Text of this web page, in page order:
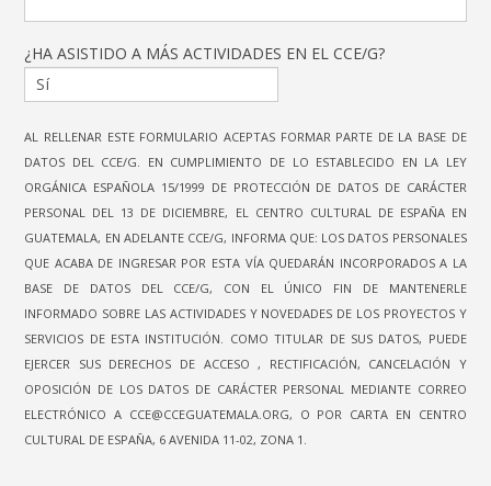
¿HA ASISTIDO A MÁS ACTIVIDADES EN EL CCE/G?
AL RELLENAR ESTE FORMULARIO ACEPTAS FORMAR PARTE DE LA BASE DE
DATOS DEL CCE/G. EN CUMPLIMIENTO DE LO ESTABLECIDO EN LA LEY
ORGÁNICA ESPAÑOLA 15/1999 DE PROTECCIÓN DE DATOS DE CARÁCTER
PERSONAL DEL 13 DE DICIEMBRE, EL CENTRO CULTURAL DE ESPAÑA EN
GUATEMALA, EN ADELANTE CCE/G, INFORMA QUE: LOS DATOS PERSONALES
QUE ACABA DE INGRESAR POR ESTA VÍA QUEDARÁN INCORPORADOS A LA
BASE DE DATOS DEL CCE/G, CON EL ÚNICO FIN DE MANTENERLE
INFORMADO SOBRE LAS ACTIVIDADES Y NOVEDADES DE LOS PROYECTOS Y
SERVICIOS DE ESTA INSTITUCIÓN. COMO TITULAR DE SUS DATOS, PUEDE
EJERCER SUS DERECHOS DE ACCESO , RECTIFICACIÓN, CANCELACIÓN Y
OPOSICIÓN DE LOS DATOS DE CARÁCTER PERSONAL MEDIANTE CORREO
ELECTRÓNICO A CCE@CCEGUATEMALA.ORG, O POR CARTA EN CENTRO
CULTURAL DE ESPAÑA, 6 AVENIDA 11-02, ZONA 1.